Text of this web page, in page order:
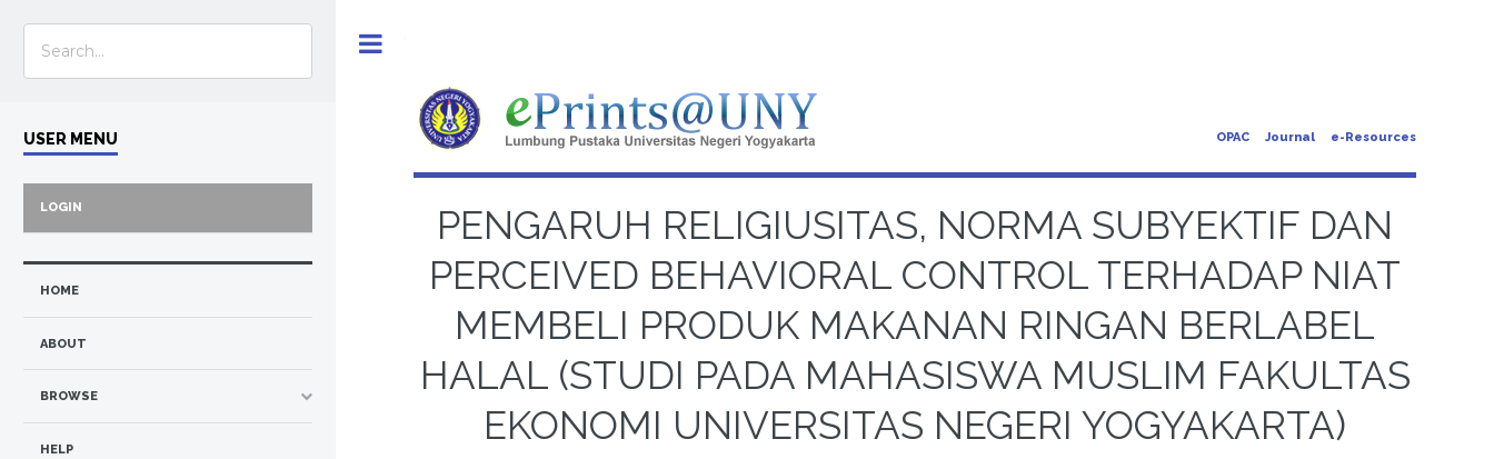
OPAC Journal e-Resources
PENGARUH RELIGIUSITAS, NORMA SUBYEKTIF DAN
PERCEIVED BEHAVIORAL CONTROL TERHADAP NIAT
MEMBELI PRODUK MAKANAN RINGAN BERLABEL
HALAL (STUDI PADA MAHASISWA MUSLIM FAKULTAS
EKONOMI UNIVERSITAS NEGERI YOGYAKARTA)
USER MENU
LOGIN
HOME
ABOUT
BROWSE
HELP